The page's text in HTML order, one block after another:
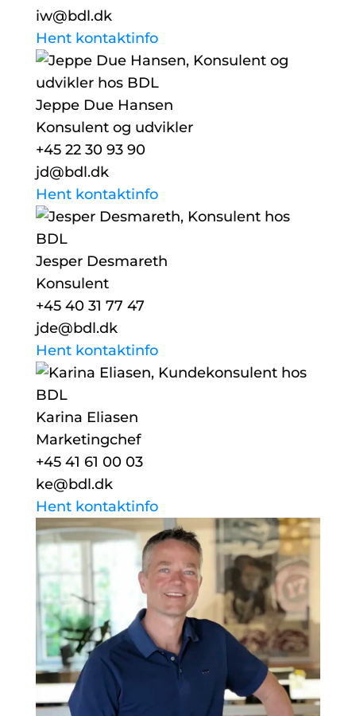
iw@bdl.dk
Hent kontaktinfo
Jeppe Due Hansen
Konsulent og udvikler
+45 22 30 93 90
jd@bdl.dk
Hent kontaktinfo
Jesper Desmareth
Konsulent
+45 40 31 77 47
jde@bdl.dk
Hent kontaktinfo
Karina Eliasen
Marketingchef
+45 41 61 00 03
ke@bdl.dk
Hent kontaktinfo